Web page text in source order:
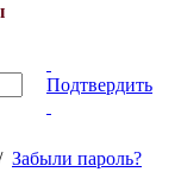
Подтвердить
Забыли пароль?